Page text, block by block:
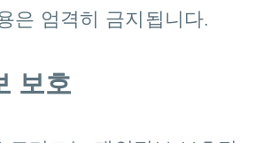
은 엄격히 금지됩니다.
보호